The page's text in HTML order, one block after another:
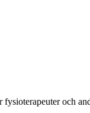
och